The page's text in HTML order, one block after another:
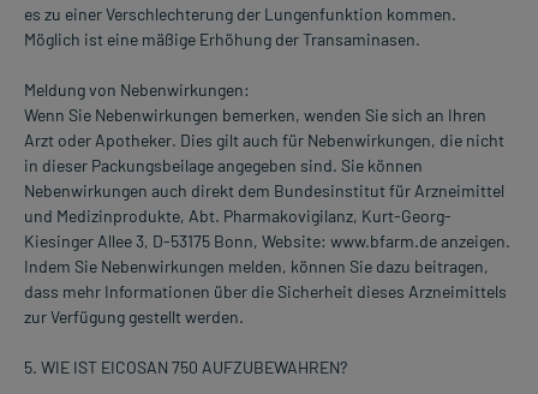
es zu einer Verschlechterung der Lungenfunktion kommen.
Möglich ist eine mäßige Erhöhung der Transaminasen.
Meldung von Nebenwirkungen:
Wenn Sie Nebenwirkungen bemerken, wenden Sie sich an Ihren
Arzt oder Apotheker. Dies gilt auch für Nebenwirkungen, die nicht
in dieser Packungsbeilage angegeben sind. Sie können
Nebenwirkungen auch direkt dem Bundesinstitut für Arzneimittel
und Medizinprodukte, Abt. Pharmakovigilanz, Kurt-Georg-
Kiesinger Allee 3, D-53175 Bonn, Website: www.bfarm.de anzeigen.
Indem Sie Nebenwirkungen melden, können Sie dazu beitragen,
dass mehr Informationen über die Sicherheit dieses Arzneimittels
zur Verfügung gestellt werden.
5. WIE IST EICOSAN 750 AUFZUBEWAHREN?